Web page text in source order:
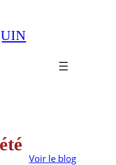
Voir le blog